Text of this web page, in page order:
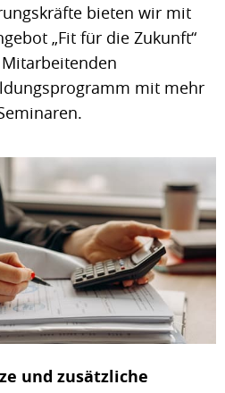
bieten wir mit
„Fit für die Zukunft“
mit mehr
und zusätzliche